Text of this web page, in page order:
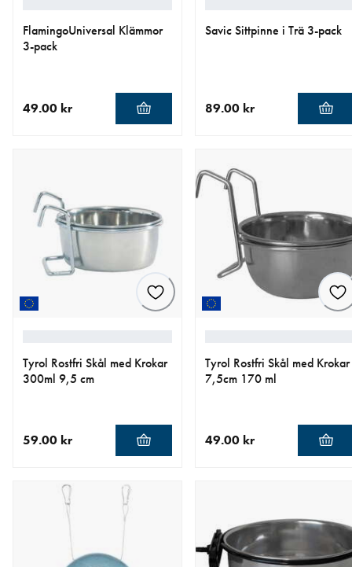
FlamingoUniversal Klämmor
3-pack
49.00 kr
Savic Sittpinne i Trä 3-pack
89.00 kr
Tyrol Rostfri Skål med Krokar
300ml 9,5 cm
59.00 kr
Tyrol Rostfri Skål med Krokar
7,5cm 170 ml
49.00 kr